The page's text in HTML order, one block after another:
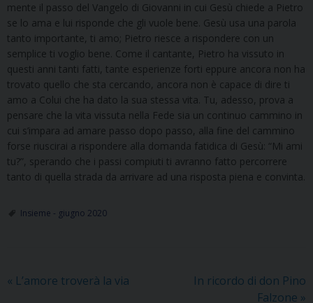
mente il passo del Vangelo di Giovanni in cui Gesù chiede a Pietro
se lo ama e lui risponde che gli vuole bene. Gesù usa una parola
tanto importante, ti amo; Pietro riesce a rispondere con un
semplice ti voglio bene. Come il cantante, Pietro ha vissuto in
questi anni tanti fatti, tante esperienze forti eppure ancora non ha
trovato quello che sta cercando, ancora non è capace di dire ti
amo a Colui che ha dato la sua stessa vita. Tu, adesso, prova a
pensare che la vita vissuta nella Fede sia un continuo cammino in
cui s’impara ad amare passo dopo passo, alla fine del cammino
forse riuscirai a rispondere alla domanda fatidica di Gesù: “Mi ami
tu?”, sperando che i passi compiuti ti avranno fatto percorrere
tanto di quella strada da arrivare ad una risposta piena e convinta.
Insieme - giugno 2020
« L’amore troverà la via
In ricordo di don Pino
Falzone »